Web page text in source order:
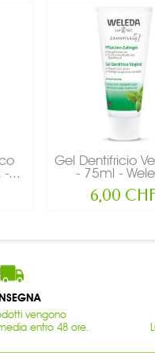
-...
Gel Dentifricio
- 75ml -
6,00
vengono
entro 48 ore.